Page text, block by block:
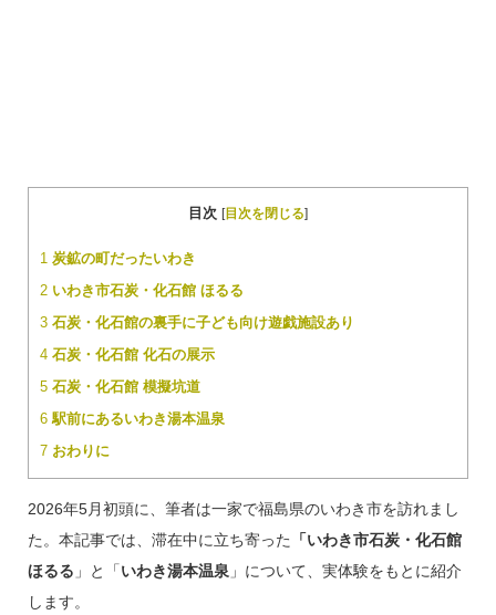
目次 [目次を閉じる]
1炭鉱の町だったいわき
2いわき市石炭・化石館 ほるる
3石炭・化石館の裏手に子ども向け遊戯施設あり
4石炭・化石館 化石の展示
5石炭・化石館 模擬坑道
6駅前にあるいわき湯本温泉
7おわりに
2026年5月初頭に、筆者は一家で福島県のいわき市を訪れまし
た。本記事では、滞在中に立ち寄った
「いわき市石炭・化石館
ほるる 」と「いわき湯本温泉 」について、実体験をもとに紹介
します。